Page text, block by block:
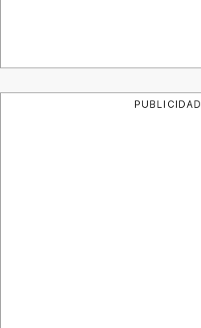
PUBLICIDAD